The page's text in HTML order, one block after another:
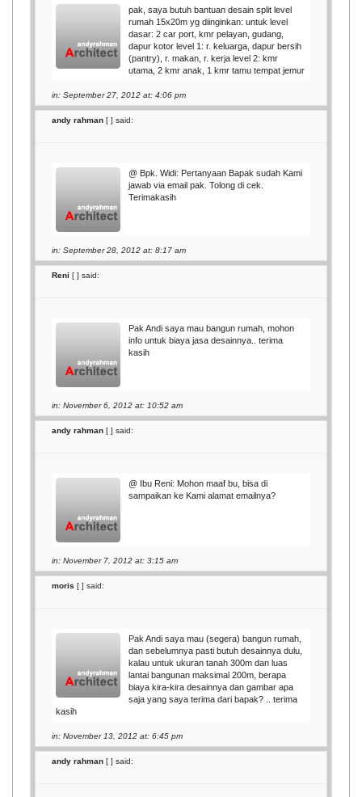
pak, saya butuh bantuan desain split level
rumah 15x20m yg diinginkan: untuk level
dasar: 2 car port, kmr pelayan, gudang,
dapur kotor level 1: r. keluarga, dapur bersih
(pantry), r. makan, r. kerja level 2: kmr
utama, 2 kmr anak, 1 kmr tamu tempat jemur
in: September 27, 2012 at: 4:06 pm
andy rahman [] said:
@ Bpk. Widi: Pertanyaan Bapak sudah Kami
jawab via email pak. Tolong di cek.
Terimakasih
in: September 28, 2012 at: 8:17 am
Reni [] said:
Pak Andi saya mau bangun rumah, mohon
info untuk biaya jasa desainnya.. terima
kasih
in: November 6, 2012 at: 10:52 am
andy rahman [] said:
@ Ibu Reni: Mohon maaf bu, bisa di
sampaikan ke Kami alamat emailnya?
in: November 7, 2012 at: 3:15 am
moris [] said:
Pak Andi saya mau (segera) bangun rumah,
dan sebelumnya pasti butuh desainnya dulu,
kalau untuk ukuran tanah 300m dan luas
lantai bangunan maksimal 200m, berapa
biaya kira-kira desainnya dan gambar apa
saja yang saya terima dari bapak? .. terima
kasih
in: November 13, 2012 at: 6:45 pm
andy rahman [] said: